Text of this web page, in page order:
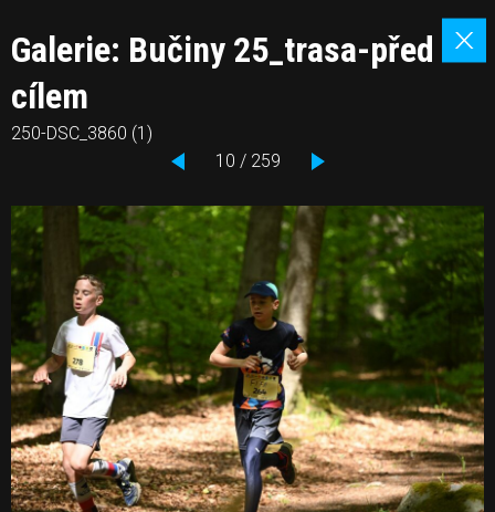
Galerie: Bučiny 25_trasa-před
cílem
250-DSC_3860 (1)
10 / 259